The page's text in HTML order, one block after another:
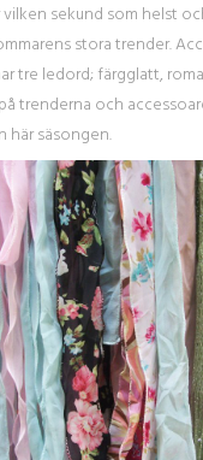
vilken sekund som helst
stora trender.
tre ledord; färgglatt,
trenderna och
här säsongen.